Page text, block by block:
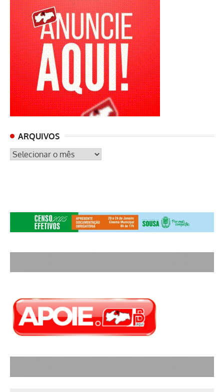
ARQUIVOS
ARQUIVOS